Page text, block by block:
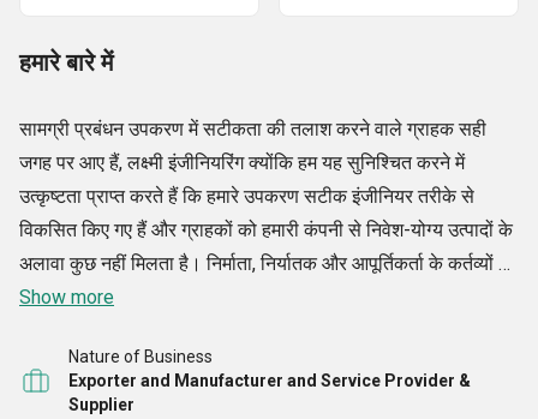
हमारे बारे में
सामग्री प्रबंधन उपकरण में सटीकता की तलाश करने वाले ग्राहक सही
जगह पर आए हैं, लक्ष्मी इंजीनियरिंग क्योंकि हम यह सुनिश्चित करने में
उत्कृष्टता प्राप्त करते हैं कि हमारे उपकरण सटीक इंजीनियर तरीके से
विकसित किए गए हैं और ग्राहकों को हमारी कंपनी से निवेश-योग्य उत्पादों के
अलावा कुछ नहीं मिलता है। निर्माता, निर्यातक और आपूर्तिकर्ता के कर्तव्यों को
हमारी कंपनी द्वारा बहुत अच्छी तरह से निभाया जाता है। इन कर्तव्यों का
उन्नत तकनीक औद्योगिक हैवी ड्यूटी लिफ्ट, हैंड ऑपरेटेड स्मॉल क्रेन,
अंडरस्लंग वायर रोप होइस्ट, सिंगल गर्डर ओवरहेड ईओटी क्रेन और अन्य
Show more
Nature of Business
Exporter and Manufacturer and Service Provider &
Supplier